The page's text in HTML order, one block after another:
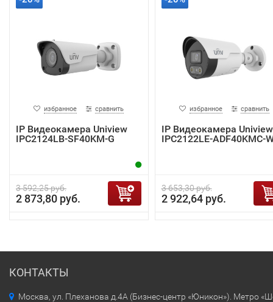
избранное сравнить
IP Видеокамера Uniview
IPC2124LB-SF40KM-G
3 592,25 руб.
2 873,80 руб.
избранное сравнить
IP Видеокамера Uniview
IPC2122LE-ADF40KMC-
3 653,30 руб.
2 922,64 руб.
КОНТАКТЫ
Москва, ул. Плеханова д.4А (Бизнес-центр «Юникон»). Метро